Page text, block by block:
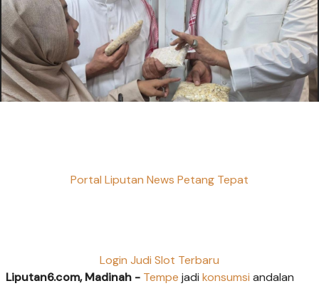
Portal Liputan News Petang Tepat
Login Judi Slot Terbaru
Liputan6.com, Madinah - Tempe jadi konsumsi andalan